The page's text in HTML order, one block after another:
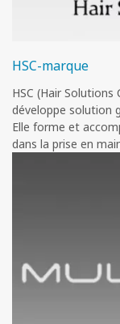
HSC-marque
HSC (Hair
développe solution
Elle forme et
dans la prise en